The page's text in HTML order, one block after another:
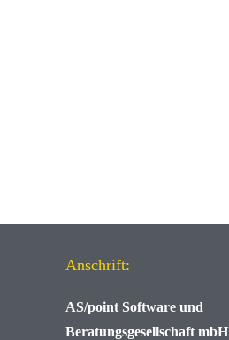
Anschrift:
AS/point Software und
Beratungsgesellschaft mbH